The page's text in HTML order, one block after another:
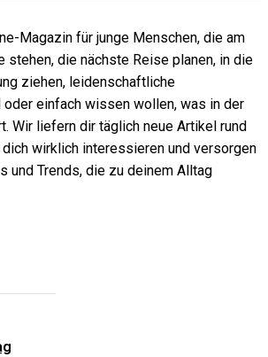
Magazin für junge Menschen, die am
stehen, die nächste Reise planen, in die
ziehen, leidenschaftliche
einfach wissen wollen, was in der
Wir liefern dir täglich neue Artikel rund
wirklich interessieren und versorgen
und Trends, die zu deinem Alltag